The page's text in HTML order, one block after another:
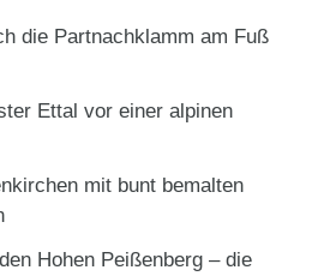
die Partnachklamm am Fuß
Ettal vor einer alpinen
mit bunt bemalten
Hohen Peißenberg – die